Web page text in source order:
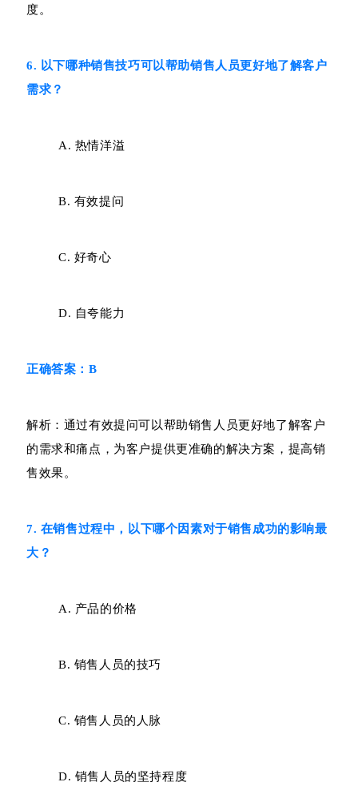
度。
6. 以下哪种销售技巧可以帮助销售人员更好地了解客户
需求？
A. 热情洋溢
B. 有效提问
C. 好奇心
D. 自夸能力
正确答案：B
解析：通过有效提问可以帮助销售人员更好地了解客户
的需求和痛点，为客户提供更准确的解决方案，提高销
售效果。
7. 在销售过程中，以下哪个因素对于销售成功的影响最
大？
A. 产品的价格
B. 销售人员的技巧
C. 销售人员的人脉
D. 销售人员的坚持程度